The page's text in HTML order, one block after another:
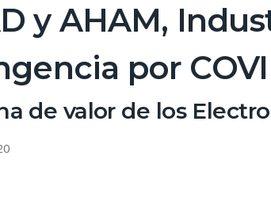
y AHAM,
por
de valor de los